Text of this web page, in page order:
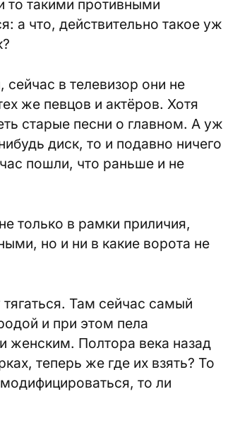
то такими противными
а что, действительно такое уж
в телевизор они не
же певцов и актёров. Хотя
старые песни о главном. А уж
диск, то и подавно ничего
пошли, что раньше и не
только в рамки приличия,
но и ни в какие ворота не
Там сейчас самый
и при этом пела
женским. Полтора века назад
теперь же где их взять? То
то ли